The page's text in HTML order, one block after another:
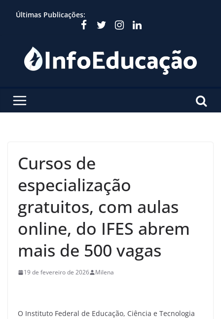
Últimas Publicações:
Cursos de
especialização
gratuitos, com aulas
online, do IFES abrem
mais de 500 vagas
19 de fevereiro de 2026 Milena
O Instituto Federal de Educação, Ciência e Tecnologia